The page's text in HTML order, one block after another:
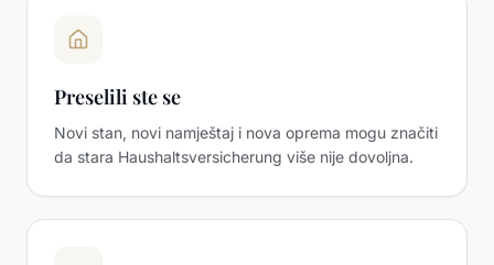
Preselili ste se
Novi stan, novi namještaj i nova oprema mogu značiti
da stara Haushaltsversicherung više nije dovoljna.